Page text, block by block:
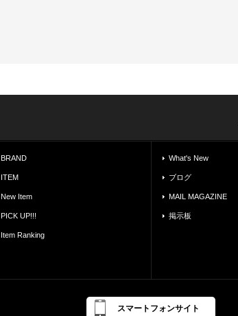
BRAND
ITEM
New Item
PICK UP!!!
Item Ranking
What's New
ブログ
MAIL MAGAZINE
掲示板
スマートフォンサイト